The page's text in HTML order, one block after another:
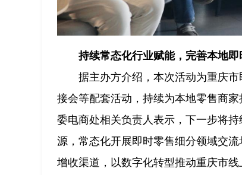
持续常态化行业赋能，完善本地
据主办方介绍，本次活动为重庆
接会等配套活动，持续为本地零售商
委电商处相关负责人表示，下一步将
源，常态化开展即时零售细分领域交
增收渠道，以数字化转型推动重庆市线